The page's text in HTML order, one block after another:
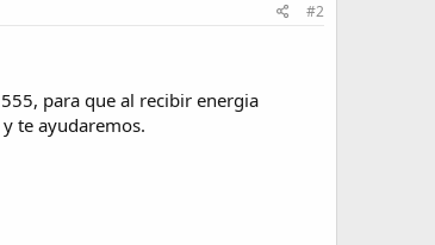
#2
para que al recibir energia
te ayudaremos.